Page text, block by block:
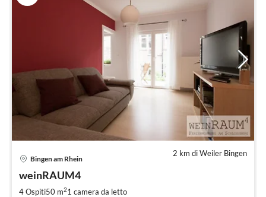
2 km di Weiler Bingen
Bingen am Rhein
weinRAUM4
4 Ospiti50 m21 camera da letto